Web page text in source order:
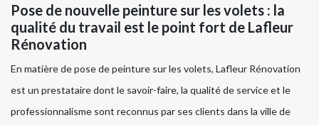
Pose de nouvelle peinture sur les volets : la
qualité du travail est le point fort de Lafleur
Rénovation
En matière de pose de peinture sur les volets, Lafleur Rénovation
est un prestataire dont le savoir-faire, la qualité de service et le
professionnalisme sont reconnus par ses clients dans la ville de